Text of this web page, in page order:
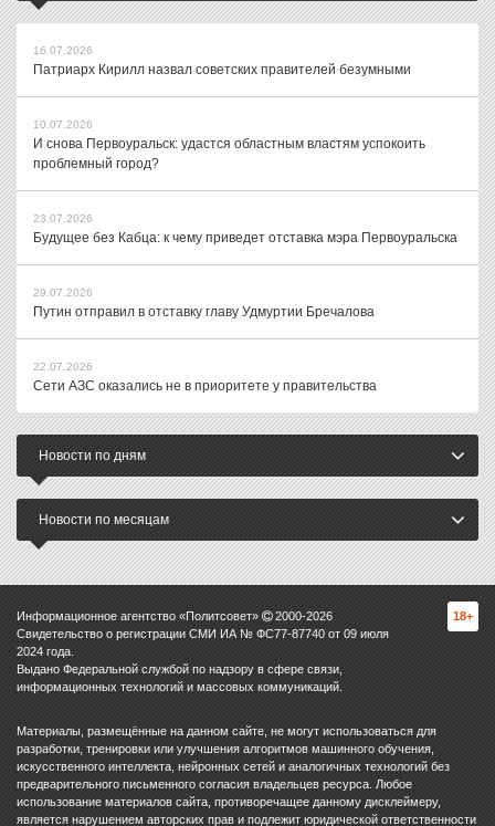
16.07.2026
Патриарх Кирилл назвал советских правителей безумными
10.07.2026
И снова Первоуральск: удастся областным властям успокоить
проблемный город?
23.07.2026
Будущее без Кабца: к чему приведет отставка мэра Первоуральска
29.07.2026
Путин отправил в отставку главу Удмуртии Бречалова
22.07.2026
Сети АЗС оказались не в приоритете у правительства
Новости по дням
Новости по месяцам
Информационное агентство «Политсовет» 2000-2026
Свидетельство о регистрации СМИ ИА № ФС77-87740 от 09 июля
2024 года.
Выдано Федеральной службой по надзору в сфере связи,
информационных технологий и массовых коммуникаций.
18+
Материалы, размещённые на данном сайте, не могут использоваться для
разработки, тренировки или улучшения алгоритмов машинного обучения,
искусственного интеллекта, нейронных сетей и аналогичных технологий без
предварительного письменного согласия владельцев ресурса. Любое
использование материалов сайта, противоречащее данному дисклеймеру,
является нарушением авторских прав и подлежит юридической ответственности